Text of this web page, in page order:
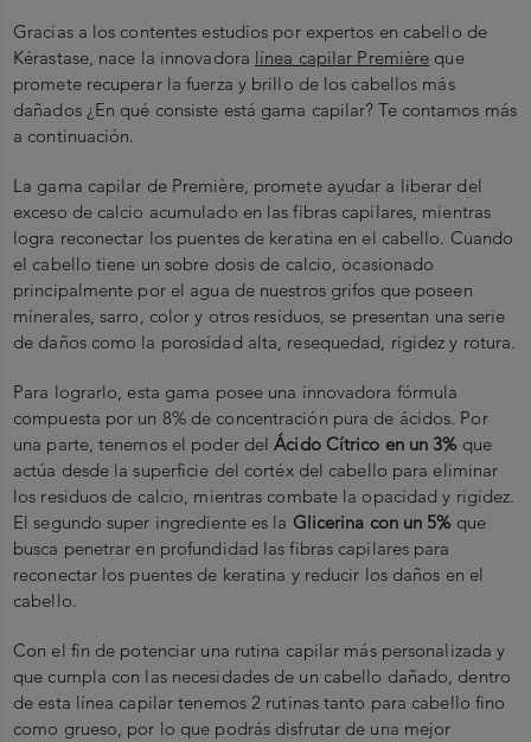
Gracias a los contentes estudios por expertos en cabello de
Kérastase, nace la innovadora línea capilar Première que
promete recuperar la fuerza y brillo de los cabellos más
dañados ¿En qué consiste está gama capilar? Te contamos más
a continuación.
La gama capilar de Première, promete ayudar a liberar del
exceso de calcio acumulado en las fibras capilares, mientras
logra reconectar los puentes de keratina en el cabello. Cuando
el cabello tiene un sobre dosis de calcio, ocasionado
principalmente por el agua de nuestros grifos que poseen
minerales, sarro, color y otros residuos, se presentan una serie
de daños como la porosidad alta, resequedad, rigidez y rotura.
Para lograrlo, esta gama posee una innovadora fórmula
compuesta por un 8% de concentración pura de ácidos. Por
una parte, tenemos el poder delÁcido Cítrico en un 3%que
actúa desde la superficie del cortéx del cabello para eliminar
los residuos de calcio, mientras combate la opacidad y rigidez.
El segundo super ingrediente es la Glicerina con un 5%que
busca penetrar en profundidad las fibras capilares para
reconectar los puentes de keratina y reducir los daños en el
cabello.
Con el fin de potenciar una rutina capilar más personalizada y
que cumpla con las necesidades de un cabello dañado, dentro
de esta línea capilar tenemos 2 rutinas tanto para cabello fino
como grueso, por lo que podrás disfrutar de una mejor